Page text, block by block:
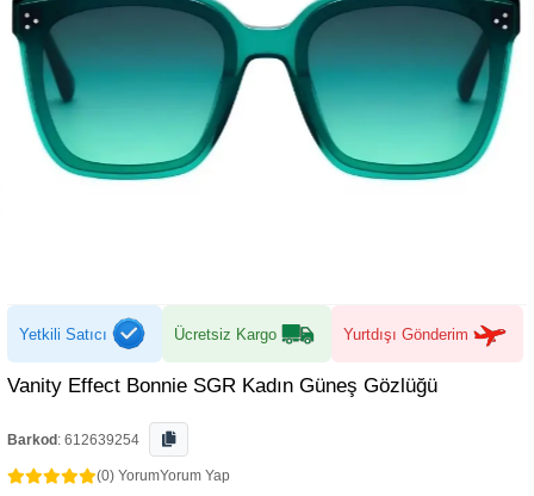
Yetkili Satıcı Ücretsiz Kargo Yurtdışı Gönderim
Vanity Effect Bonnie SGR Kadın Güneş Gözlüğü
Barkod : 612639254
(0) YorumYorum Yap